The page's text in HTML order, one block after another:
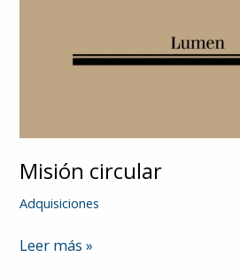
Misión circular
Adquisiciones
Misión
Leer más »